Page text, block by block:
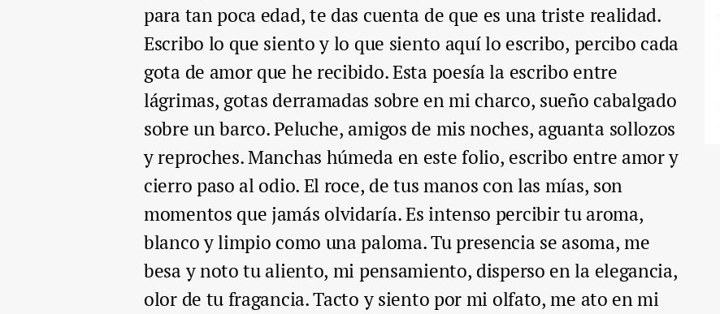
para tan poca edad, te das cuenta de que es una triste realidad.
Escribo lo que siento y lo que siento aquí lo escribo, percibo cada
gota de amor que he recibido. Esta poesía la escribo entre
lágrimas, gotas derramadas sobre en mi charco, sueño cabalgado
sobre un barco. Peluche, amigos de mis noches, aguanta sollozos
y reproches. Manchas húmeda en este folio, escribo entre amor y
cierro paso al odio. El roce, de tus manos con las mías, son
momentos que jamás olvidaría. Es intenso percibir tu aroma,
blanco y limpio como una paloma. Tu presencia se asoma, me
besa y noto tu aliento, mi pensamiento, disperso en la elegancia,
olor de tu fragancia. Tacto y siento por mi olfato, me ato en mi